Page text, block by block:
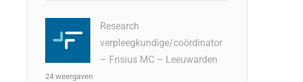
Research
verpleegkundige/coördinator
– Frisius MC – Leeuwarden
24 weergaven